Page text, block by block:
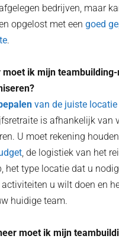
bedrijven, maar
opgelost met eengoed
.
moet ik mijn
van de juiste locatie
is afhankelijk van
U moet rekening
, de logistiek van het
het type locatie dat u
u wilt doen en
huidige team.
moet ik mijn